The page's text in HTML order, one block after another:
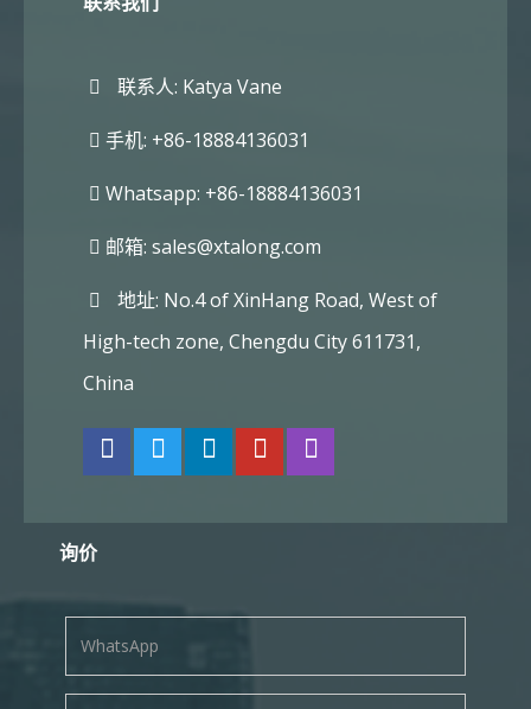
联系人: Katya Vane
手机: +86-18884136031
Whatsapp: +86-18884136031
邮箱: sales@xtalong.com
地址: No.4 of XinHang Road, West of
High-tech zone, Chengdu City 611731,
China
询价